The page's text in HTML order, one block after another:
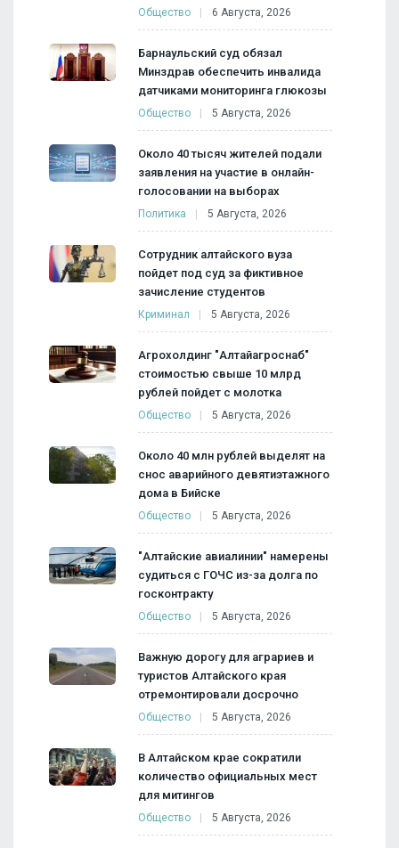
Общество 6 Августа, 2026
Барнаульский суд обязал
Минздрав обеспечить инвалида
датчиками мониторинга глюкозы
Общество 5 Августа, 2026
Около 40 тысяч жителей подали
заявления на участие в онлайн-
голосовании на выборах
Политика 5 Августа, 2026
Сотрудник алтайского вуза
пойдет под суд за фиктивное
зачисление студентов
Криминал 5 Августа, 2026
Агрохолдинг "Алтайагроснаб"
стоимостью свыше 10 млрд
рублей пойдет с молотка
Общество 5 Августа, 2026
Около 40 млн рублей выделят на
снос аварийного девятиэтажного
дома в Бийске
Общество 5 Августа, 2026
"Алтайские авиалинии" намерены
судиться с ГОЧС из-за долга по
госконтракту
Общество 5 Августа, 2026
Важную дорогу для аграриев и
туристов Алтайского края
отремонтировали досрочно
Общество 5 Августа, 2026
В Алтайском крае сократили
количество официальных мест
для митингов
Общество 5 Августа, 2026